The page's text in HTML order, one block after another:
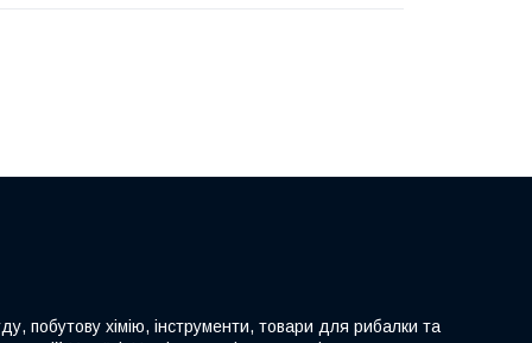
побутову хімію, інструменти, товари для рибалки та